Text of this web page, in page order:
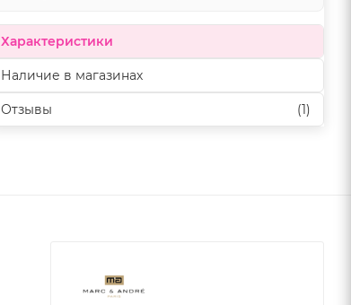
Характеристики
Наличие в магазинах
Отзывы (1)